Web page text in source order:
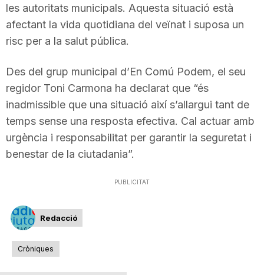
o
n
les autoritats municipals. Aquesta situació està
afectant la vida quotidiana del veïnat i suposa un
risc per a la salut pública.
Des del grup municipal d’En Comú Podem, el seu
regidor Toni Carmona ha declarat que “és
inadmissible que una situació així s’allargui tant de
temps sense una resposta efectiva. Cal actuar amb
urgència i responsabilitat per garantir la seguretat i
benestar de la ciutadania”.
PUBLICITAT
Redacció
Cròniques